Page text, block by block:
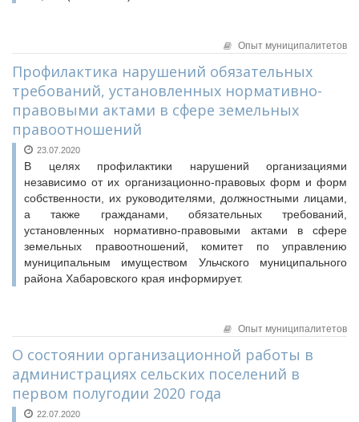
Опыт муниципалитетов
Профилактика нарушений обязательных
требований, установленных нормативно-
правовыми актами в сфере земельных
правоотношений
23.07.2020
В целях профилактики нарушений организациями
независимо от их организационно-правовых форм и форм
собственности, их руководителями, должностными лицами,
а также гражданами, обязательных требований,
установленных нормативно-правовыми актами в сфере
земельных правоотношений, комитет по управлению
муниципальным имуществом Ульчского муниципального
района Хабаровского края информирует.
Опыт муниципалитетов
О состоянии организационной работы в
администрациях сельских поселений в
первом полугодии 2020 года
22.07.2020